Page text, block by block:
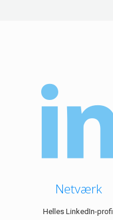
Netværk
Helles LinkedIn-profil